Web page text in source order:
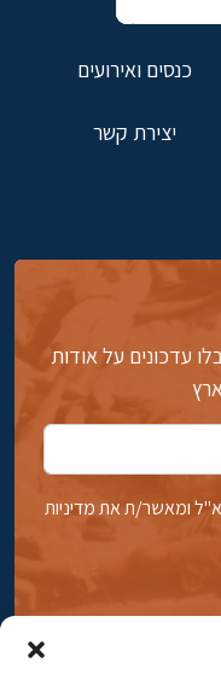
כנסים ואירועים
יצירת קשר
עדכונים על אודות
ומאשר/ת את מדיניות